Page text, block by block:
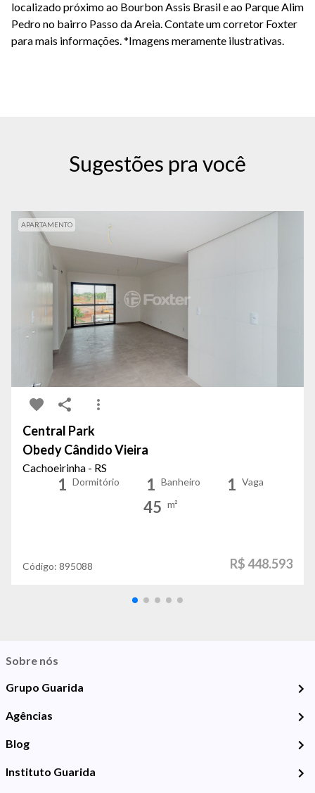
localizado próximo ao Bourbon Assis Brasil e ao Parque Alim
Pedro no bairro Passo da Areia. Contate um corretor Foxter
para mais informações. *Imagens meramente ilustrativas.
Sugestões pra você
APARTAMENTO
Central Park
Obedy Cândido Vieira
Cachoeirinha - RS
1 Dormitório 1 Banheiro 1 Vaga
45 m²
Código: 895088 R$ 448.593
Sobre nós
Grupo Guarida
Agências
Blog
Instituto Guarida